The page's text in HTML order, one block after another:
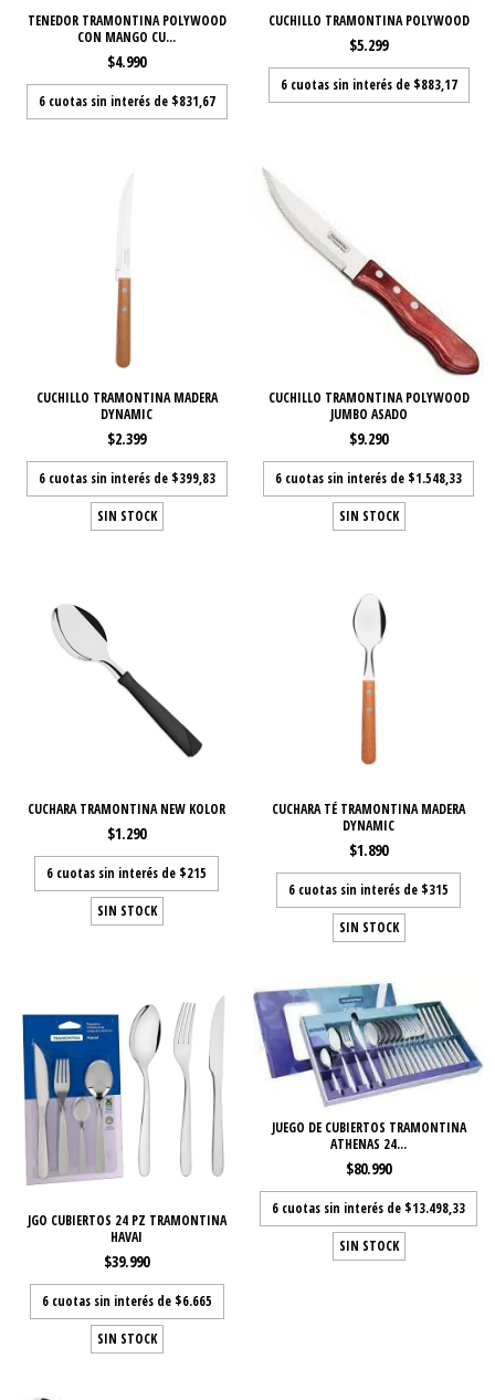
TENEDOR TRAMONTINA POLYWOOD
CON MANGO CU...
$4.990
6 cuotas sin interés de $831,67
CUCHILLO TRAMONTINA POLYWOOD
$5.299
6 cuotas sin interés de $883,17
CUCHILLO TRAMONTINA MADERA
DYNAMIC
$2.399
6 cuotas sin interés de $399,83
SIN STOCK
CUCHILLO TRAMONTINA POLYWOOD
JUMBO ASADO
$9.290
6 cuotas sin interés de $1.548,33
SIN STOCK
CUCHARA TRAMONTINA NEW KOLOR
$1.290
6 cuotas sin interés de $215
SIN STOCK
CUCHARA TÉ TRAMONTINA MADERA
DYNAMIC
$1.890
6 cuotas sin interés de $315
SIN STOCK
JGO CUBIERTOS 24 PZ TRAMONTINA
HAVAI
$39.990
6 cuotas sin interés de $6.665
SIN STOCK
JUEGO DE CUBIERTOS TRAMONTINA
ATHENAS 24...
$80.990
6 cuotas sin interés de $13.498,33
SIN STOCK